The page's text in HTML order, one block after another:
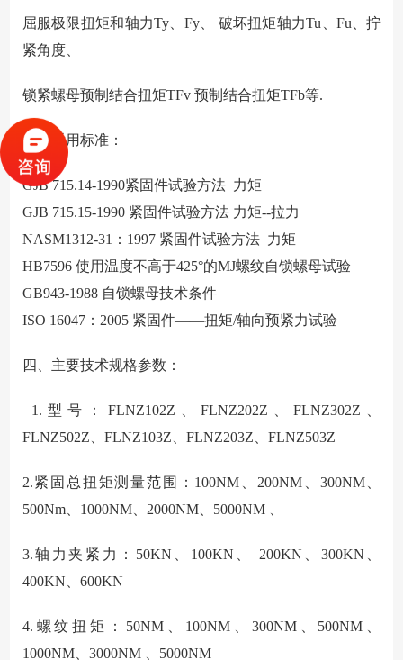
屈服极限扭矩和轴力Ty、Fy、 破坏扭矩轴力Tu、Fu、拧
紧角度、
锁紧螺母预制结合扭矩TFv 预制结合扭矩TFb等.
三、适用标准：
GJB 715.14-1990紧固件试验方法 力矩
GJB 715.15-1990 紧固件试验方法 力矩--拉力
NASM1312-31：1997 紧固件试验方法 力矩
HB7596 使用温度不高于425°的MJ螺纹自锁螺母试验
GB943-1988 自锁螺母技术条件
ISO 16047：2005 紧固件——扭矩/轴向预紧力试验
四、主要技术规格参数：
1. 型号：FLNZ102Z、FLNZ202Z、FLNZ302Z、
FLNZ502Z、FLNZ103Z、FLNZ203Z、FLNZ503Z
2.紧固总扭矩测量范围：100NM、200NM、300NM、
500Nm、1000NM、2000NM、5000NM 、
3.轴力夹紧力：50KN、100KN、 200KN、300KN、
400KN、600KN
4. 螺纹扭矩：50NM、100NM、300NM、500NM、
1000NM、3000NM 、5000NM